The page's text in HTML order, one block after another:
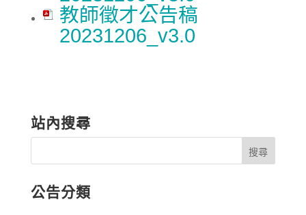
教師徵才公告稿
20231206_v3.0
站內搜尋
公告分類